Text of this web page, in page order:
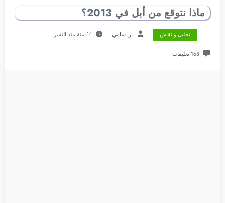
ماذا نتوقع من أبل في 2013؟
تحليل و نقاش بن سامي 14 سنة منذ النشر
168 تعليقات